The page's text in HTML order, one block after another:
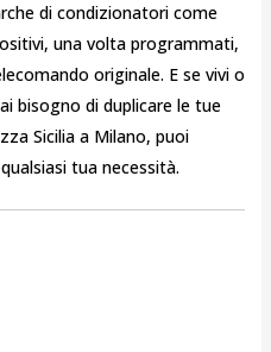
di condizionatori come
una volta programmati,
originale. E se vivi o
bisogno di duplicare le tue
Sicilia a Milano, puoi
tua necessità.